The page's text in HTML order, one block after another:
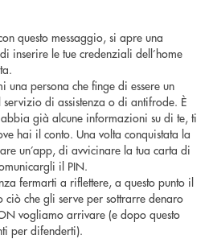
questo messaggio, si apre una
inserire le tue credenziali dell’home
una persona che finge di essere un
di assistenza o di antifrode. È
già alcune informazioni su di te, ti
hai il conto. Una volta conquistata la
un’app, di avvicinare la tua carta di
il PIN.
fermarti a riflettere, a questo punto il
ciò che gli serve per sottrarre denaro
vogliamo arrivare (e dopo questo
per difenderti).